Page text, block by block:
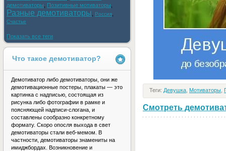
Теги: Девушка Мотиваторы
Смотреть
демотиваторы
Позитивные мотиваторы
Разные демотиваторы Россия
Счастье
Показать все теги
Что такое демотиватор?
Демотиватор либо демотиваторы, они же
демотивационные постеры, плакаты — это
картинка с надписью, состоящая из
рисунка либо фотографии в рамке и
поясняющей надписи-слогана, и
составлены сообразно конкретному
формату. Скоро опосля выхода в свет
демотиваторы стали веб-мемом. В
частности, демотиваторы знамениты на
имиджбордах. Возникновение и